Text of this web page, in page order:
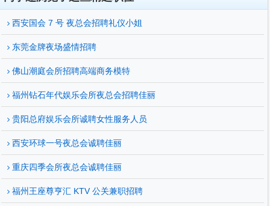
西安国会 7 号 夜总会招聘礼仪小姐
东莞金牌夜场盛情招聘
佛山潮庭会所招聘高端商务模特
福州钻石年代娱乐会所夜总会招聘佳丽
贵阳总府娱乐会所诚聘女性服务人员
西安环球一号夜总会诚聘佳丽
重庆四季会所夜总会诚聘佳丽
福州王座尊亨汇 KTV 公关兼职招聘